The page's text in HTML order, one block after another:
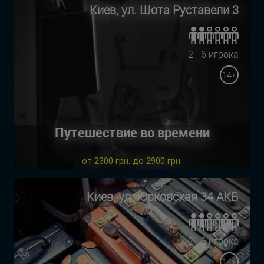
Киев, ул. Шота Руставели 3
2 - 6 игрока
14+
Путешествие во времени
от 2300 грн. до 2900 грн.
Киев, ул. Юрковская 34 АКБ
2 - 6 игрока
14+